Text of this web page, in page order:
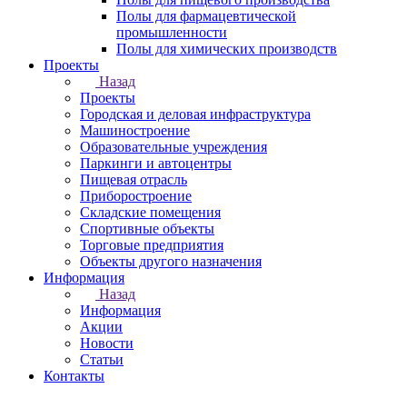
Полы для фармацевтической
промышленности
Полы для химических производств
Проекты
Назад
Проекты
Городская и деловая инфраструктура
Машиностроение
Образовательные учреждения
Паркинги и автоцентры
Пищевая отрасль
Приборостроение
Складские помещения
Спортивные объекты
Торговые предприятия
Объекты другого назначения
Информация
Назад
Информация
Акции
Новости
Статьи
Контакты